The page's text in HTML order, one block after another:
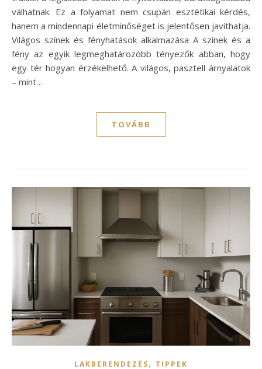
válhatnak. Ez a folyamat nem csupán esztétikai kérdés,
hanem a mindennapi életminőséget is jelentősen javíthatja.
Világos színek és fényhatások alkalmazása A színek és a
fény az egyik legmeghatározóbb tényezők abban, hogy
egy tér hogyan érzékelhető. A világos, pasztell árnyalatok
– mint…
TOVÁBB
LAKBERENDEZÉS, TIPPEK